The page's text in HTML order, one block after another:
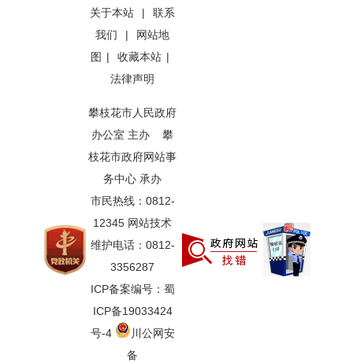
关于本站 |
联系
我们
|
网站地
图 | 收藏本站 |
法律声明
攀枝花市人民政府
办公室 主办 攀
枝花市政府网站事
务中心 承办
市民热线：0812-
12345 网站技术
维护电话：0812-
3356287
ICP备案编号：蜀
ICP备19033424
号-4
川公网安
备